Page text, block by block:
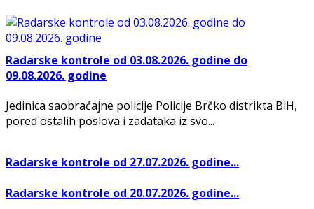
Radarske kontrole od 03.08.2026. godine do
09.08.2026. godine
Jedinica saobraćajne policije Policije Brčko distrikta BiH,
pored ostalih poslova i zadataka iz svo...
Radarske kontrole od 27.07.2026. godine...
Radarske kontrole od 20.07.2026. godine...